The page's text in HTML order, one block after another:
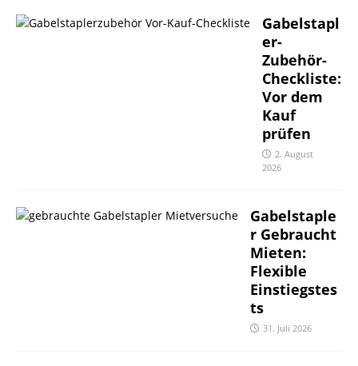
Gabelstapl
er-
Zubehör-
Checkliste:
Vor dem
Kauf
prüfen
2. August
2026
Gabelstaple
r Gebraucht
Mieten:
Flexible
Einstiegstes
ts
31. Juli 2026